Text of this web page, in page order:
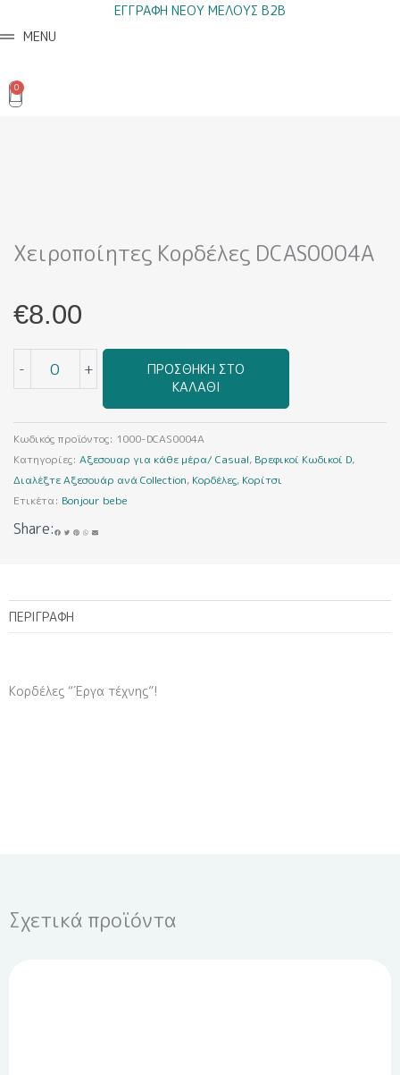
στο
ΕΓΓΡΑΦΗ ΝΕΟΥ ΜΕΛΟΥΣ B2B
MENU
0
Cart
Χειροποίητες Κορδέλες DCAS0004A
€8.00
-
Κορδέλες
ποσότητα
+
ΠΡΟΣΘΉΚΗ ΣΤΟ
ΚΑΛΆΘΙ
Κωδικός προϊόντος: 1000-DCAS0004A
Κατηγορίες: Αξεσουαρ για κάθε μέρα/ Casual, Βρεφικοί Κωδικοί D,
Διαλέξτε Αξεσουάρ ανά Collection, Κορδέλες, Κορίτσι
Ετικέτα: Bonjour bebe
Share:
ΠΕΡΙΓΡΑΦΉ
Κορδέλες “Έργα τέχνης”!
Σχετικά προϊόντα